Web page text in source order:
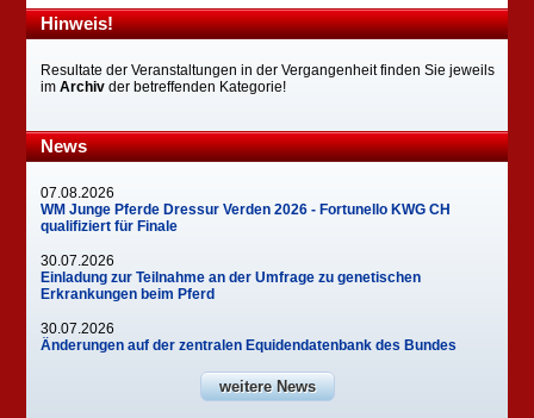
Hinweis!
Resultate der Veranstaltungen in der Vergangenheit finden Sie jeweils
imArchiv der betreffenden Kategorie!
News
07.08.2026
WM Junge Pferde Dressur Verden 2026 - Fortunello KWG CH
qualifiziert für Finale
30.07.2026
Einladung zur Teilnahme an der Umfrage zu genetischen
Erkrankungen beim Pferd
30.07.2026
Änderungen auf der zentralen Equidendatenbank des Bundes
weitere News